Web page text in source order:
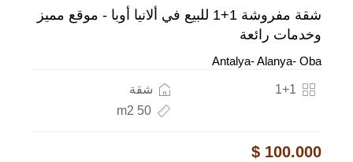
شقة مفروشة 1+1 للبيع في ألانيا أوبا - موقع مميز
وخدمات رائعة
Antalya- Alanya- Oba
شقة
1+1
50 m2
100.000 $